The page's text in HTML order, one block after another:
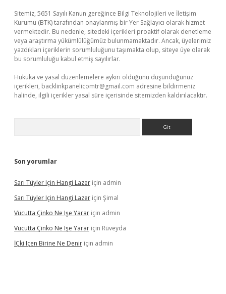
Sitemiz, 5651 Sayılı Kanun gereğince Bilgi Teknolojileri ve İletişim
Kurumu (BTK) tarafından onaylanmış bir Yer Sağlayıcı olarak hizmet
vermektedir. Bu nedenle, sitedeki içerikleri proaktif olarak denetleme
veya araştırma yükümlülüğümüz bulunmamaktadır. Ancak, üyelerimiz
yazdıkları içeriklerin sorumluluğunu taşımakta olup, siteye üye olarak
bu sorumluluğu kabul etmiş sayılırlar.
Hukuka ve yasal düzenlemelere aykırı olduğunu düşündüğünüz
içerikleri, backlinkpanelicomtr@gmail.com adresine bildirmeniz
halinde, ilgili içerikler yasal süre içerisinde sitemizden kaldırılacaktır.
Son yorumlar
Sarı Tüyler Için Hangi Lazer için admin
Sarı Tüyler Için Hangi Lazer için Şimal
Vücutta Çinko Ne Işe Yarar için admin
Vücutta Çinko Ne Işe Yarar için Rüveyda
İÇki Içen Birine Ne Denir için admin